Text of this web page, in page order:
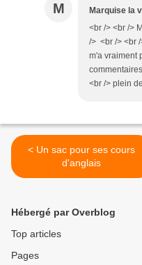
M Marquise la
<br /> <br />
/> <br /> <br
m'a vraiment
<br /> plein
< Un sac pour ses cours
d'anglais
Hébergé par Overblog
Top articles
Pages